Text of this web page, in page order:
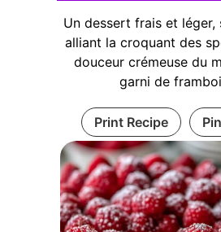
Un dessert frais et léger,
alliant la croquant des
douceur crémeuse du
garni de
Print Recipe